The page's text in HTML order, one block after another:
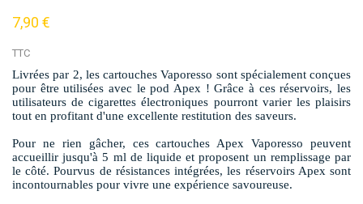
7,90 €
TTC
Livrées par 2, les cartouches Vaporesso sont spécialement conçues
pour être utilisées avec le pod Apex ! Grâce à ces réservoirs, les
utilisateurs de cigarettes électroniques pourront varier les plaisirs
tout en profitant d'une excellente restitution des saveurs.
Pour ne rien gâcher, ces cartouches Apex Vaporesso peuvent
accueillir jusqu'à 5 ml de liquide et proposent un remplissage par
le côté. Pourvus de résistances intégrées, les réservoirs Apex sont
incontournables pour vivre une expérience savoureuse.